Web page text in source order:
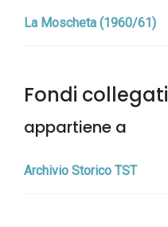
La Moscheta (1960/61)
Fondi collegati
appartiene a
Archivio Storico TST